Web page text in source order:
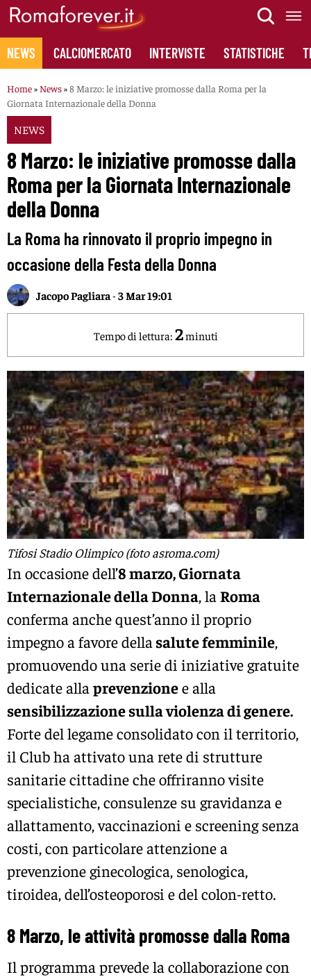
Skip
content
NEWS CALCIOMERCATO INTERVISTE STATISTICHE
Home» News»8 Marzo: le iniziative promosse dalla Roma per la
Giornata Internazionale della Donna
NEWS
8 Marzo: le iniziative promosse dalla
Roma per la Giornata Internazionale
della Donna
La Roma ha rinnovato il proprio impegno in
occasione della Festa della Donna
Jacopo Pagliara -3 Mar 19:01
Tempo di lettura: 2minuti
Tifosi Stadio Olimpico (foto asroma.com)
In occasione dell’8 marzo, Giornata
Internazionale della Donna, la Roma
conferma anche quest’anno il proprio
impegno a favore della salute femminile,
promuovendo una serie di iniziative gratuite
dedicate alla prevenzionee alla
sensibilizzazione sulla violenza di genere.
Forte del legame consolidato con il territorio,
il Club ha attivato una rete di strutture
sanitarie cittadine che offriranno visite
specialistiche, consulenze su gravidanza e
allattamento, vaccinazioni e screening senza
costi, con particolare attenzione a
prevenzione ginecologica, senologica,
tiroidea, dell’osteoporosi e del colon-retto.
8 Marzo, le attività promosse dalla Roma
Il programma prevede la collaborazione con